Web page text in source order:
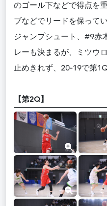
のゴール下などで得点を
ブなどでリードを保って
ジャンプシュート、#9赤
レーも決まるが、ミツウ
止めきれず、20-19で第1Q
【第2Q】